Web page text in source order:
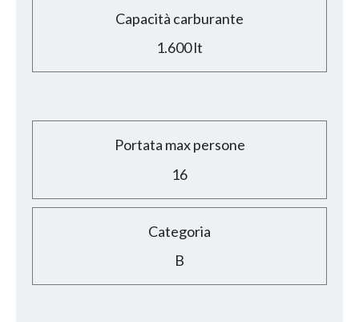
Capacità carburante
1.600 lt
Portata max persone
16
Categoria
B